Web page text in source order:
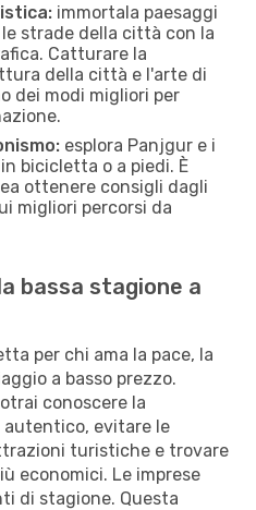
immortala paesaggi
strade della città con la
Catturare la
della città e l'arte di
dei modi migliori per
esplora Panjgur e i
bicicletta o a piedi. È
ottenere consigli dagli
migliori percorsi da
bassa stagione a
per chi ama la pace, la
a basso prezzo.
conoscere la
autentico, evitare le
turistiche e trovare
economici. Le imprese
di stagione. Questa